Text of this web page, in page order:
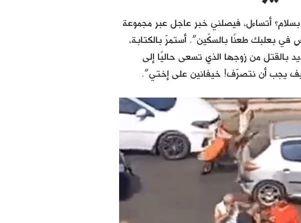
أتساءل، فيصلني خبر عاجل عبر مجموعة
بعلبك طعنًا بالسكّين”. أستمرّ بالكتابة،
بالقتل من زوجها الذي تسعى حاليًا إلى
يجب أن نتصرّف! خيفانين على إختي”.